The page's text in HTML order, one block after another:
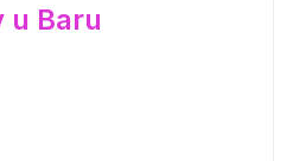
u Baru